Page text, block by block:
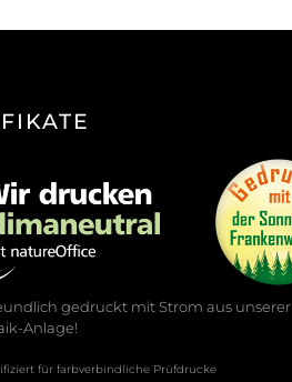
gedruckt mit Strom aus unserer
Anlage!
für farbverbindliche Prüfdrucke